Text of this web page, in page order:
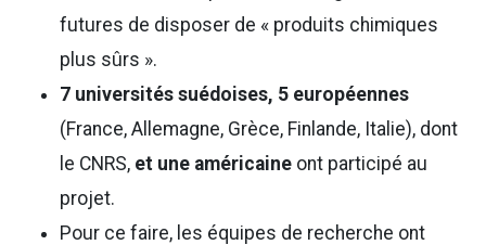
futures de disposer de « produits chimiques
plus sûrs ».
7 universités suédoises, 5 européennes
(France, Allemagne, Grèce, Finlande, Italie), dont
le CNRS, et une américaine ont participé au
projet.
Pour ce faire, les équipes de recherche ont